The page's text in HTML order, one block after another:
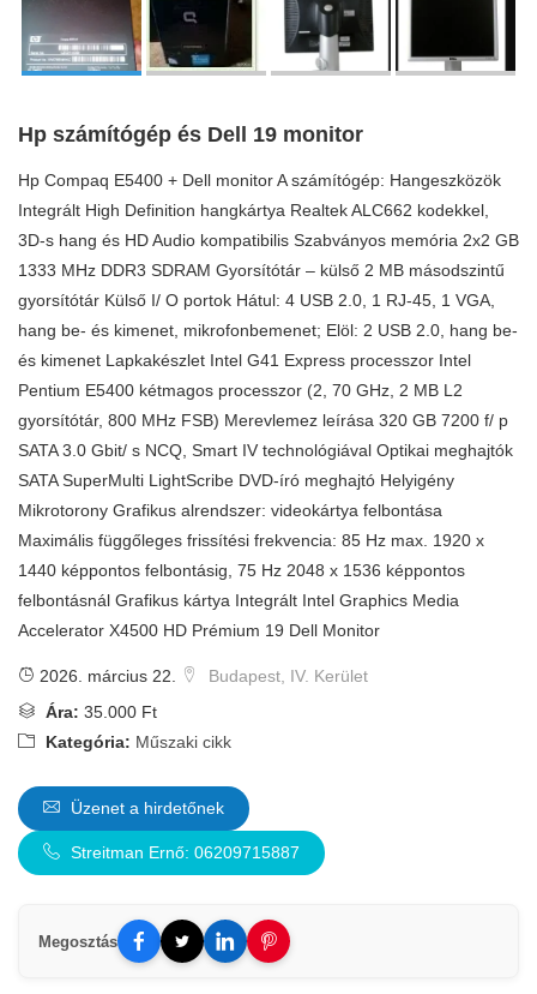
Hp számítógép és Dell 19 monitor
Hp Compaq E5400 + Dell monitor A számítógép: Hangeszközök
Integrált High Definition hangkártya Realtek ALC662 kodekkel,
3D-s hang és HD Audio kompatibilis Szabványos memória 2x2 GB
1333 MHz DDR3 SDRAM Gyorsítótár – külső 2 MB másodszintű
gyorsítótár Külső I/ O portok Hátul: 4 USB 2.0, 1 RJ-45, 1 VGA,
hang be- és kimenet, mikrofonbemenet; Elöl: 2 USB 2.0, hang be-
és kimenet Lapkakészlet Intel G41 Express processzor Intel
Pentium E5400 kétmagos processzor (2, 70 GHz, 2 MB L2
gyorsítótár, 800 MHz FSB) Merevlemez leírása 320 GB 7200 f/ p
SATA 3.0 Gbit/ s NCQ, Smart IV technológiával Optikai meghajtók
SATA SuperMulti LightScribe DVD-író meghajtó Helyigény
Mikrotorony Grafikus alrendszer: videokártya felbontása
Maximális függőleges frissítési frekvencia: 85 Hz max. 1920 x
1440 képpontos felbontásig, 75 Hz 2048 x 1536 képpontos
felbontásnál Grafikus kártya Integrált Intel Graphics Media
Accelerator X4500 HD Prémium 19 Dell Monitor
2026. március 22.
Budapest, IV. Kerület
Ára: 35.000 Ft
Kategória: Műszaki cikk
Üzenet a hirdetőnek
Streitman Ernő: 06209715887
Megosztás